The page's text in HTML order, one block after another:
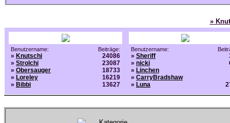
»
Benutzername: Beiträge:
» Knutschi
» Strolchi
» Obersauger
» Loreley
» Bibbi
24086
23087
18733
16219
13627
Benutzername:
» Sheriff
» nicki
» Linchen
» CarryBradshaw
» Luna